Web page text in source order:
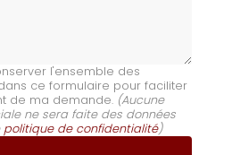
l'ensemble des
ce formulaire pour faciliter
de ma demande. (Aucune
ne sera faite des données
politique de confidentialité)